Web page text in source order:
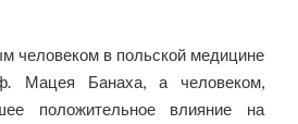
человеком в польской медицине
Мацея Банаха, а человеком,
положительное влияние на